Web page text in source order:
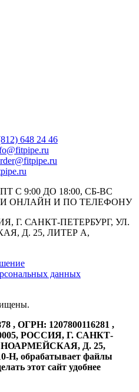
648 24 46
С 9:00 ДО 18:00, СБ-ВС
ОНЛАЙН И ПО ТЕЛЕФОНУ
Г. САНКТ-ПЕТЕРБУРГ, УЛ.
Д. 25, ЛИТЕР А,
данных
, ОГРН: 1207800116281 ,
РОССИЯ, Г. САНКТ-
Д. 25,
обрабатывает файлы
этот сайт удобнее